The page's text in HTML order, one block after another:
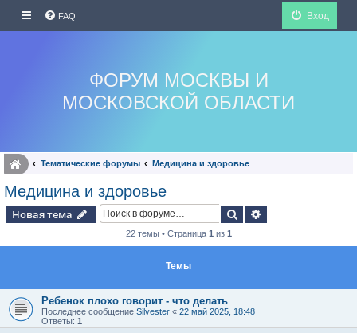
FAQ Вход
ФОРУМ МОСКВЫ И
МОСКОВСКОЙ ОБЛАСТИ
Тематические форумы Медицина и здоровье
Медицина и здоровье
Новая тема Поиск
22 темы • Страница 1 из 1
Темы
Ребенок плохо говорит - что делать
Последнее сообщение Silvester « 22 май 2025, 18:48
Ответы: 1